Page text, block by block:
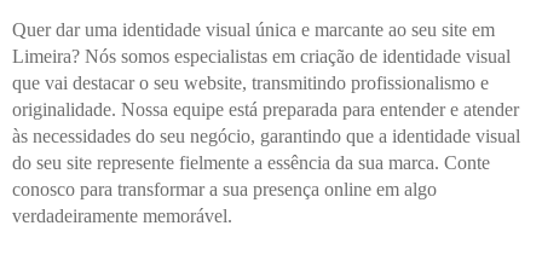
Quer dar uma identidade visual única e marcante ao seu site em
Limeira? Nós somos especialistas em criação de identidade visual
que vai destacar o seu website, transmitindo profissionalismo e
originalidade. Nossa equipe está preparada para entender e atender
às necessidades do seu negócio, garantindo que a identidade visual
do seu site represente fielmente a essência da sua marca. Conte
conosco para transformar a sua presença online em algo
verdadeiramente memorável.